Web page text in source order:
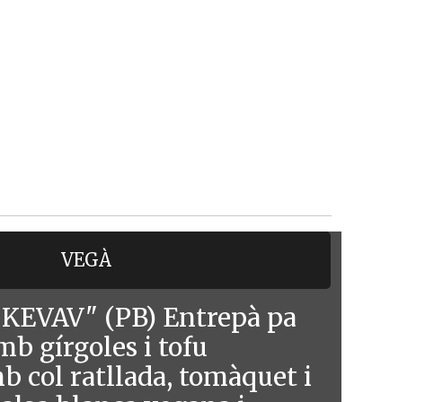
VEGÀ
(PB) Entrepà pa
gírgoles i tofu
col ratllada, tomàquet i